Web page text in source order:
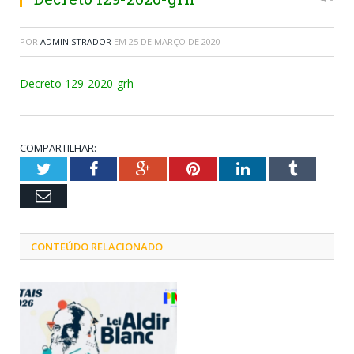
POR ADMINISTRADOR EM 25 DE MARÇO DE 2020
Decreto 129-2020-grh
COMPARTILHAR:
TwitterFacebookGoogle+PinterestLinkedInTumblr
Email
CONTEÚDO RELACIONADO